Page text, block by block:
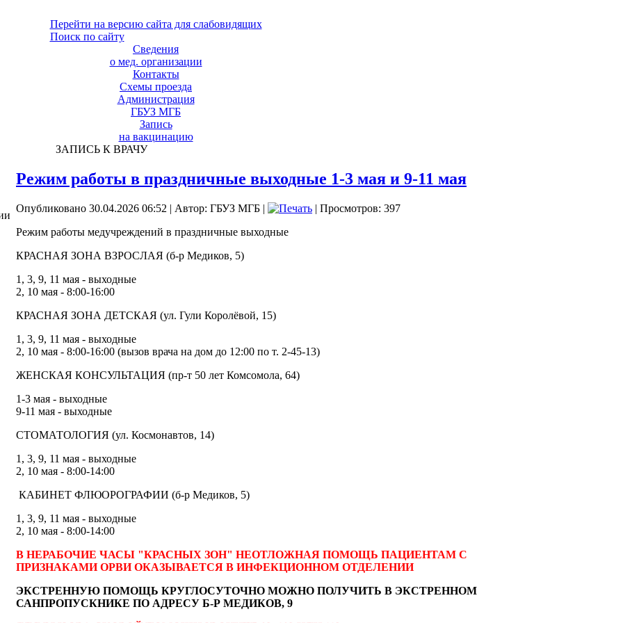
Перейти на версию сайта для слабовидящих
Поиск по сайту
Сведения
о мед. организации
Контакты
Схемы проезда
Администрация
ГБУЗ МГБ
Запись
на вакцинацию
ЗАПИСЬ К ВРАЧУ
Режим работы в праздничные выходные 1-3 мая и 9-11 мая
Опубликовано 30.04.2026 06:52 | Автор: ГБУЗ МГБ |
| Просмотров: 397
Режим работы медучреждений в праздничные выходные
КРАСНАЯ ЗОНА ВЗРОСЛАЯ (б-р Медиков, 5)
1, 3, 9, 11 мая - выходные
2, 10 мая - 8:00-16:00
КРАСНАЯ ЗОНА ДЕТСКАЯ (ул. Гули Королёвой, 15)
1, 3, 9, 11 мая - выходные
2, 10 мая - 8:00-16:00 (вызов врача на дом до 12:00 по т. 2-45-13)
ЖЕНСКАЯ КОНСУЛЬТАЦИЯ (пр-т 50 лет Комсомола, 64)
1-3 мая - выходные
9-11 мая - выходные
СТОМАТОЛОГИЯ (ул. Космонавтов, 14)
1, 3, 9, 11 мая - выходные
2, 10 мая - 8:00-14:00
КАБИНЕТ ФЛЮОРОГРАФИИ (б-р Медиков, 5)
1, 3, 9, 11 мая - выходные
2, 10 мая - 8:00-14:00
В НЕРАБОЧИЕ ЧАСЫ "КРАСНЫХ ЗОН" НЕОТЛОЖНАЯ ПОМОЩЬ ПАЦИЕНТАМ С
ПРИЗНАКАМИ ОРВИ ОКАЗЫВАЕТСЯ В ИНФЕКЦИОННОМ ОТДЕЛЕНИИ
ЭКСТРЕННУЮ ПОМОЩЬ КРУГЛОСУТОЧНО МОЖНО ПОЛУЧИТЬ В ЭКСТРЕННОМ
САНПРОПУСКНИКЕ ПО АДРЕСУ Б-Р МЕДИКОВ, 9